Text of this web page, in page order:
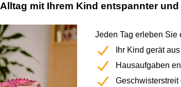
Alltag mit Ihrem Kind entspannter
Jeden Tag erleben Sie
Ihr Kind gerät
Hausaufgaben